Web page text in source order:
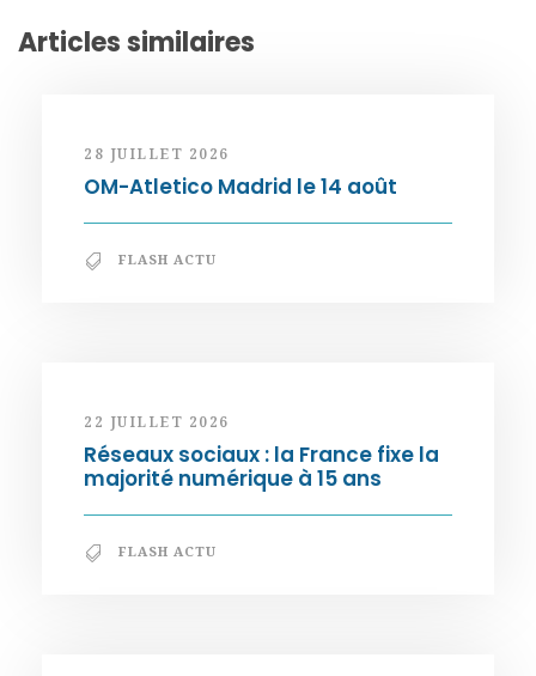
Articles similaires
28 JUILLET 2026
OM-Atletico Madrid le 14 août
FLASH ACTU
22 JUILLET 2026
Réseaux sociaux : la France fixe la
majorité numérique à 15 ans
FLASH ACTU